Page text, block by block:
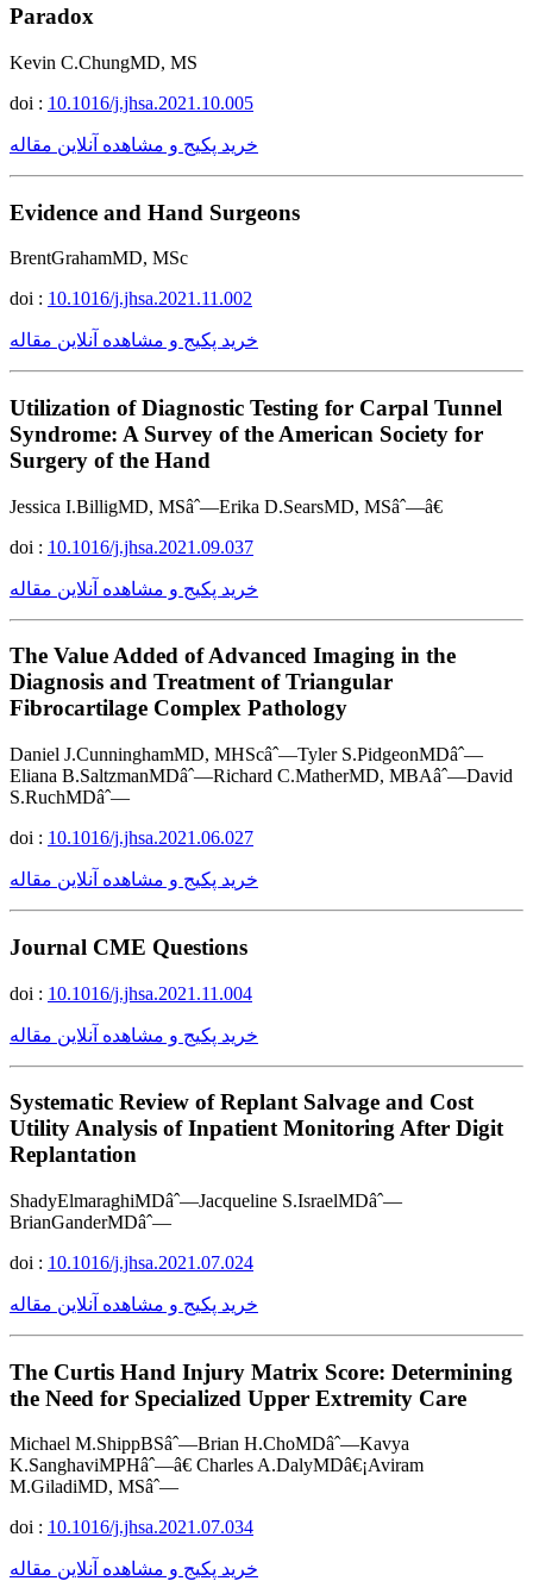
Paradox
Kevin C.ChungMD, MS
doi : 10.1016/j.jhsa.2021.10.005
خرید پکیج و مشاهده آنلاین مقاله
Evidence and Hand Surgeons
BrentGrahamMD, MSc
doi : 10.1016/j.jhsa.2021.11.002
خرید پکیج و مشاهده آنلاین مقاله
Utilization of Diagnostic Testing for Carpal Tunnel
Syndrome: A Survey of the American Society for
Surgery of the Hand
Jessica I.BilligMD, MSâˆ—Erika D.SearsMD, MSâˆ—â€
doi : 10.1016/j.jhsa.2021.09.037
خرید پکیج و مشاهده آنلاین مقاله
The Value Added of Advanced Imaging in the
Diagnosis and Treatment of Triangular
Fibrocartilage Complex Pathology
Daniel J.CunninghamMD, MHScâˆ—Tyler S.PidgeonMDâˆ—
Eliana B.SaltzmanMDâˆ—Richard C.MatherMD, MBAâˆ—David
S.RuchMDâˆ—
doi : 10.1016/j.jhsa.2021.06.027
خرید پکیج و مشاهده آنلاین مقاله
Journal CME Questions
doi : 10.1016/j.jhsa.2021.11.004
خرید پکیج و مشاهده آنلاین مقاله
Systematic Review of Replant Salvage and Cost
Utility Analysis of Inpatient Monitoring After Digit
Replantation
ShadyElmaraghiMDâˆ—Jacqueline S.IsraelMDâˆ—
BrianGanderMDâˆ—
doi : 10.1016/j.jhsa.2021.07.024
خرید پکیج و مشاهده آنلاین مقاله
The Curtis Hand Injury Matrix Score: Determining
the Need for Specialized Upper Extremity Care
Michael M.ShippBSâˆ—Brian H.ChoMDâˆ—Kavya
K.SanghaviMPHâˆ—â€ Charles A.DalyMDâ€¡Aviram
M.GiladiMD, MSâˆ—
doi : 10.1016/j.jhsa.2021.07.034
خرید پکیج و مشاهده آنلاین مقاله